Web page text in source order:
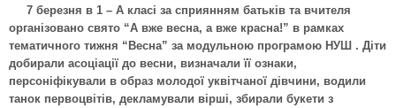
7 березня в 1 – А класі за сприянням батьків та вчителя
організовано свято “А вже весна, а вже красна!” в рамках
тематичного тижня “Весна” за модульною програмою НУШ . Діти
добирали асоціації до весни, визначали її ознаки,
персоніфікували в образ молодої уквітчаної дівчини, водили
танок первоцвітів, декламували вірші, збирали букети з